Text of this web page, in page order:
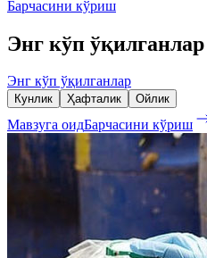
Барчасини кўриш
Энг кўп ўқилганлар
Энг кўп ўқилганлар
Кунлик Ҳафталик Ойлик
Мавзуга оидБарчасини кўриш